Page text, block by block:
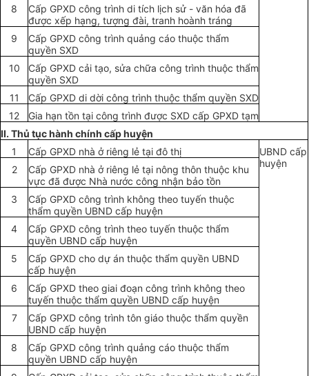
8
Cấp GPXD công trình di tích lịch sử - văn hóa đã
được xếp hạng,tượng đài,tranh hoành tráng
9
Cấp GPXD công trình quảng cáo thuộcthẩm
quyền SXD
10
Cấp GPXD cảitạo, sửa chữa công trình thuộcthẩm
quyền SXD
11
Cấp GPXD di dời công trình thuộcthẩm quyền SXD
12
Gia hạn tồn tạicông trìnhđược SXDcấp GPXD tạm
II. Thủ tục hành chính cấp huyện
1
Cấp GPXD nhà ở riêng lẻ tại đô thị
UBND cấp
huyện
2 Cấp GPXD nhàở riêng lẻ tại nông thôn thuộc khu
vực đã được Nhà nước công nhận bảo tồn
3
Cấp GPXDcông trình không theotuyếnthuộc
thẩm quyền UBND cấp huyện
4
Cấp GPXD công trình theo tuyến thuộcthẩm
quyền UBND cấp huyện
5
Cấp GPXD cho dự án thuộcthẩm quyền UBND
cấp huyện
6
Cấp GPXD theogiaiđoạn công trình không theo
tuyến thuộcthẩm quyền UBND cấp huyện
7
Cấp GPXDcông trìnhtôn giáo thuộcthẩm quyền
UBNDcấp huyện
8
Cấp GPXD công trình quảng cáo thuộcthẩm
quyền UBNDcấp huyện